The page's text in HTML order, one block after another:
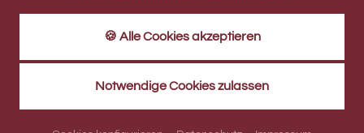
🍪 Alle Cookies akzeptieren
Notwendige Cookies zulassen
Datenschutz
Sitemap
Cookies